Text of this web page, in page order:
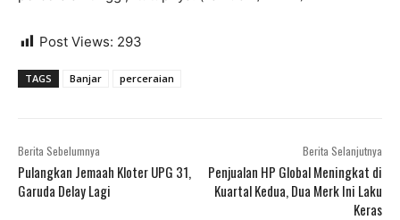
Post Views: 293
TAGS Banjar perceraian
Berita Sebelumnya
Pulangkan Jemaah Kloter UPG 31,
Garuda Delay Lagi
Berita Selanjutnya
Penjualan HP Global Meningkat di
Kuartal Kedua, Dua Merk Ini Laku
Keras